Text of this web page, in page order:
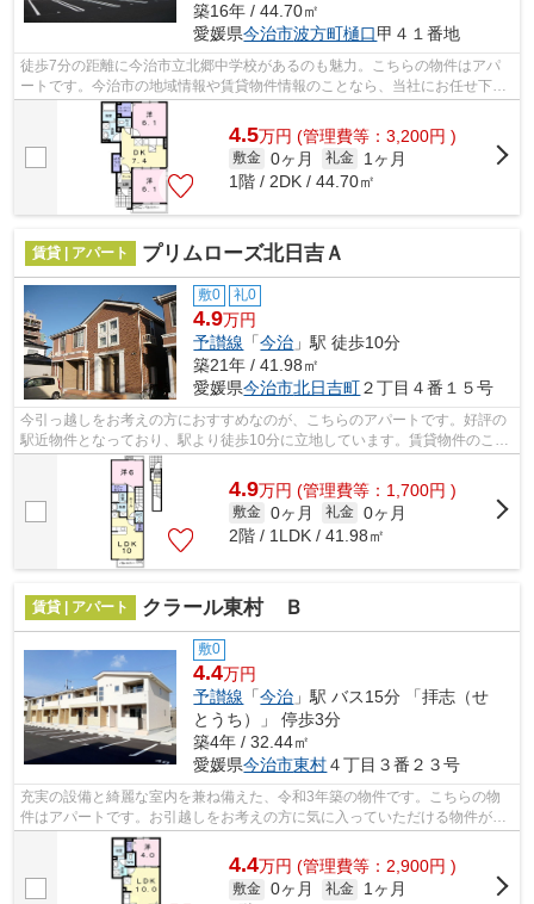
築16年 / 44.70㎡
愛媛県今治市波方町樋口甲４１番地
徒歩7分の距離に今治市立北郷中学校があるのも魅力。こちらの物件はアパ
ートです。今治市の地域情報や賃貸物件情報のことなら、当社にお任せ下さ
い。当社は地域に特化しておりますので...
4.5万円 (管理費等：3,200円 )
敷金 0ヶ月 礼金
1ヶ月
1階 / 2DK / 44.70㎡
賃貸 | アパート プリムローズ北日吉Ａ
敷0 礼0
4.9万円
予讃線 「今治 」駅 徒歩10分
築21年 / 41.98㎡
愛媛県今治市北日吉町２丁目４番１５号
今引っ越しをお考えの方におすすめなのが、こちらのアパートです。好評の
駅近物件となっており、駅より徒歩10分に立地しています。賃貸物件のこと
でお困りの方はいませんか？そんな方...
4.9万円 (管理費等：1,700円 )
敷金 0ヶ月 礼金 0ヶ月
2階 / 1LDK / 41.98㎡
賃貸 | アパート クラール東村 Ｂ
敷0
4.4万円
予讃線 「今治 」駅 バス15分 「拝志（せ
とうち）」 停歩3分
築4年 / 32.44㎡
愛媛県今治市東村４丁目３番２３号
充実の設備と綺麗な室内を兼ね備えた、令和3年築の物件です。こちらの物
件はアパートです。お引越しをお考えの方に気に入っていただける物件が豊
富にあります。当社は多種多様な物件を...
4.4万円 (管理費等：2,900円 )
敷金 0ヶ月 礼金
1ヶ月